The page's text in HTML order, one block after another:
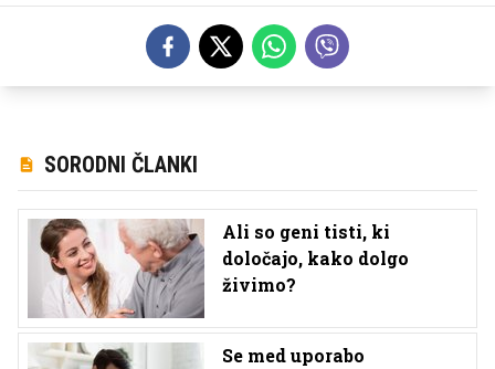
SORODNI ČLANKI
Ali so geni tisti, ki
določajo, kako dolgo
živimo?
Se med uporabo